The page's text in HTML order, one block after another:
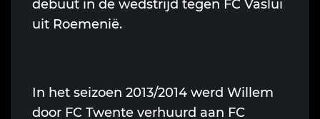
debuut in de wedstrijd tegen FC Vaslui
uit Roemenië.
In het seizoen 2013/2014 werd Willem
door FC Twente verhuurd aan FC